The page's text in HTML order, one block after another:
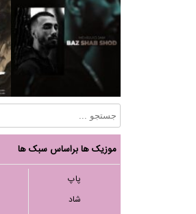
موزیک ها براساس سبک ها
پاپ
شاد